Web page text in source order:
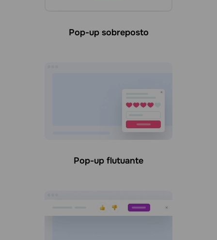
Pop-up sobreposto
Pop-up flutuante